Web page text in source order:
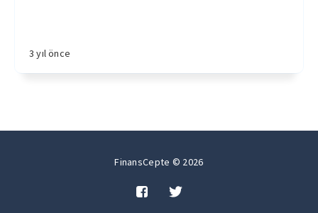
3 yıl önce
FinansCepte © 2026